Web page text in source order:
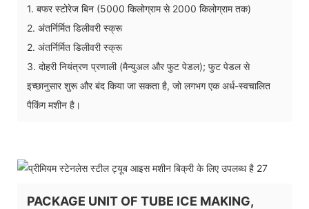
1. बफर स्टोरेज बिन (5000 किलोग्राम से 2000 किलोग्राम तक)
2. अंतर्निर्मित डिलीवरी स्क्रू
2. अंतर्निर्मित डिलीवरी स्क्रू
3. दोहरी नियंत्रण प्रणाली (मैन्युअल और फुट पेडल); फुट पेडल से
इच्छानुसार शुरू और बंद किया जा सकता है, जो लगभग एक अर्ध-स्वचालित
पैकिंग मशीन है।
PACKAGE UNIT OF TUBE ICE MAKING,